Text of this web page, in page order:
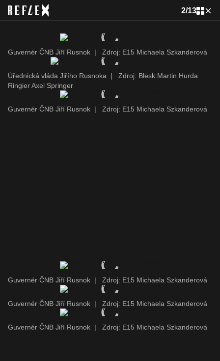
2/13
Guvernér ČNB Jiří Rusnok | Zdroj: E15 Michaela Szkanderová
Úřednická vláda Jiřího Rusnoka |
Zdroj: Blesk:Martin Hurda
Ringier Axel Springer
Guvernér ČNB Jiří Rusnok | Zdroj: E15 Michaela Szkanderová
Guvernér ČNB Jiří Rusnok | Zdroj: E15 Michaela Szkanderová
Guvernér ČNB Jiří Rusnok | Zdroj: E15 Michaela Szkanderová
Guvernér ČNB Jiří Rusnok | Zdroj: E15 Michaela Szkanderová